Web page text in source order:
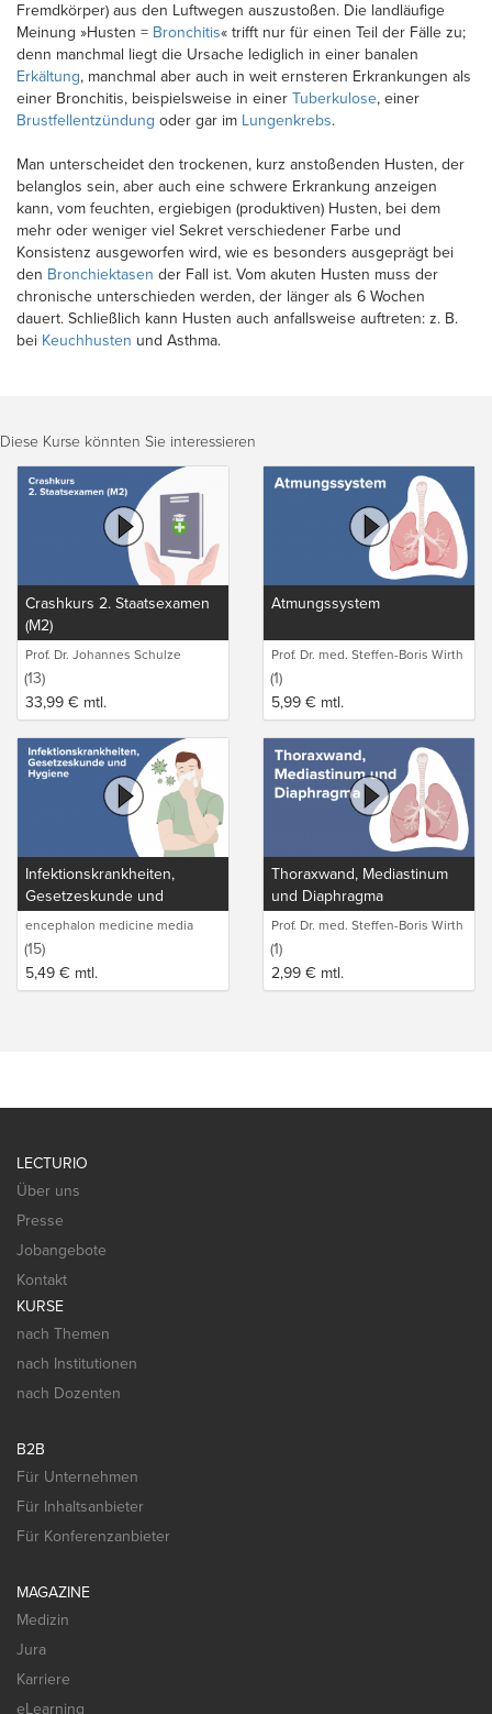
Fremdkörper) aus den Luftwegen auszustoßen. Die landläufige
Meinung »Husten = Bronchitis« trifft nur für einen Teil der Fälle zu;
denn manchmal liegt die Ursache lediglich in einer banalen
Erkältung, manchmal aber auch in weit ernsteren Erkrankungen als
einer Bronchitis, beispielsweise in einer Tuberkulose, einer
Brustfellentzündung oder gar im Lungenkrebs.
Man unterscheidet den trockenen, kurz anstoßenden Husten, der
belanglos sein, aber auch eine schwere Erkrankung anzeigen
kann, vom feuchten, ergiebigen (produktiven) Husten, bei dem
mehr oder weniger viel Sekret verschiedener Farbe und
Konsistenz ausgeworfen wird, wie es besonders ausgeprägt bei
den Bronchiektasen der Fall ist. Vom akuten Husten muss der
chronische unterschieden werden, der länger als 6 Wochen
dauert. Schließlich kann Husten auch anfallsweise auftreten: z. B.
bei Keuchhusten und Asthma.
Diese Kurse könnten Sie interessieren
Crashkurs 2. Staatsexamen
(M2)
Prof. Dr. Johannes Schulze
(13)
33,99 € mtl.
Atmungssystem
Prof. Dr. med. Steffen-Boris Wirth
(1)
(1)
5,99 € mtl.
Infektionskrankheiten,
Gesetzeskunde und
Hygiene
encephalon medicine media
production GmbH
(15)
5,49 € mtl.
Thoraxwand, Mediastinum
und Diaphragma
Prof. Dr. med. Steffen-Boris Wirth
(1)
(1)
2,99 € mtl.
LECTURIO
Über uns
Presse
Jobangebote
Kontakt
KURSE
nach Themen
nach Institutionen
nach Dozenten
B2B
Für Unternehmen
Für Inhaltsanbieter
Für Konferenzanbieter
MAGAZINE
Medizin
Jura
Karriere
eLearning